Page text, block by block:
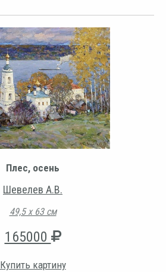
Плес, осень
Шевелев А.В.
49,5 х 63 см
165000
Купить картину